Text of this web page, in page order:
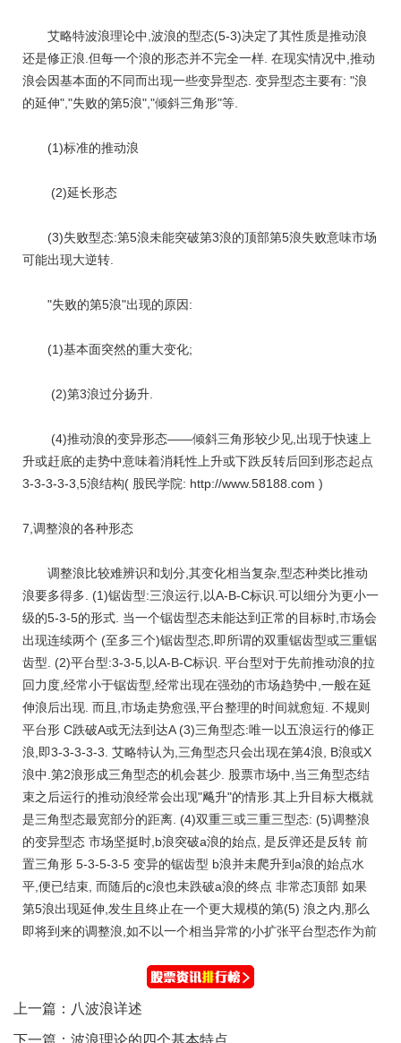
艾略特波浪理论中,波浪的型态(5-3)决定了其性质是推动浪
还是修正浪.但每一个浪的形态并不完全一样. 在现实情况中,推动
浪会因基本面的不同而出现一些变异型态. 变异型态主要有: "浪
的延伸","失败的第5浪","倾斜三角形"等.
(1)标准的推动浪
(2)延长形态
(3)失败型态:第5浪未能突破第3浪的顶部第5浪失败意味市场
可能出现大逆转.
"失败的第5浪"出现的原因:
(1)基本面突然的重大变化;
(2)第3浪过分扬升.
(4)推动浪的变异形态——倾斜三角形较少见,出现于快速上
升或赶底的走势中意味着消耗性上升或下跌反转后回到形态起点
3-3-3-3-3,5浪结构( 股民学院: http://www.58188.com )
7,调整浪的各种形态
调整浪比较难辨识和划分,其变化相当复杂,型态种类比推动
浪要多得多. (1)锯齿型:三浪运行,以A-B-C标识.可以细分为更小一
级的5-3-5的形式. 当一个锯齿型态未能达到正常的目标时,市场会
出现连续两个 (至多三个)锯齿型态,即所谓的双重锯齿型或三重锯
齿型. (2)平台型:3-3-5,以A-B-C标识. 平台型对于先前推动浪的拉
回力度,经常小于锯齿型,经常出现在强劲的市场趋势中,一般在延
伸浪后出现. 而且,市场走势愈强,平台整理的时间就愈短. 不规则
平台形 C跌破A或无法到达A (3)三角型态:唯一以五浪运行的修正
浪,即3-3-3-3-3. 艾略特认为,三角型态只会出现在第4浪, B浪或X
浪中.第2浪形成三角型态的机会甚少. 股票市场中,当三角型态结
束之后运行的推动浪经常会出现"飚升"的情形.其上升目标大概就
是三角型态最宽部分的距离. (4)双重三或三重三型态: (5)调整浪
的变异型态 市场坚挺时,b浪突破a浪的始点, 是反弹还是反转 前
置三角形 5-3-5-3-5 变异的锯齿型 b浪并未爬升到a浪的始点水
平,便已结束, 而随后的c浪也未跌破a浪的终点 非常态顶部 如果
第5浪出现延伸,发生且终止在一个更大规模的第(5) 浪之内,那么
即将到来的调整浪,如不以一个相当异常的小扩张平台型态作为前
上一篇： 八波浪详述